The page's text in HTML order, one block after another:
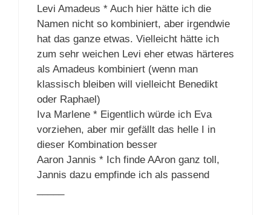
Levi Amadeus * Auch hier hätte ich die
Namen nicht so kombiniert, aber irgendwie
hat das ganze etwas. Vielleicht hätte ich
zum sehr weichen Levi eher etwas härteres
als Amadeus kombiniert (wenn man
klassisch bleiben will vielleicht Benedikt
oder Raphael)
Iva Marlene * Eigentlich würde ich Eva
vorziehen, aber mir gefällt das helle I in
dieser Kombination besser
Aaron Jannis * Ich finde AAron ganz toll,
Jannis dazu empfinde ich als passend